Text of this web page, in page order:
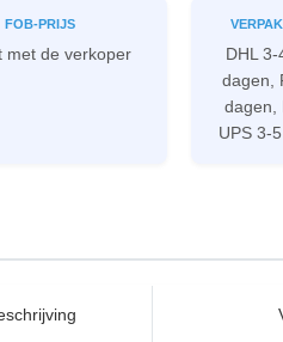
FOB-PRIJS
met de verkoper
DHL
dagen,
dagen,
UPS 3-